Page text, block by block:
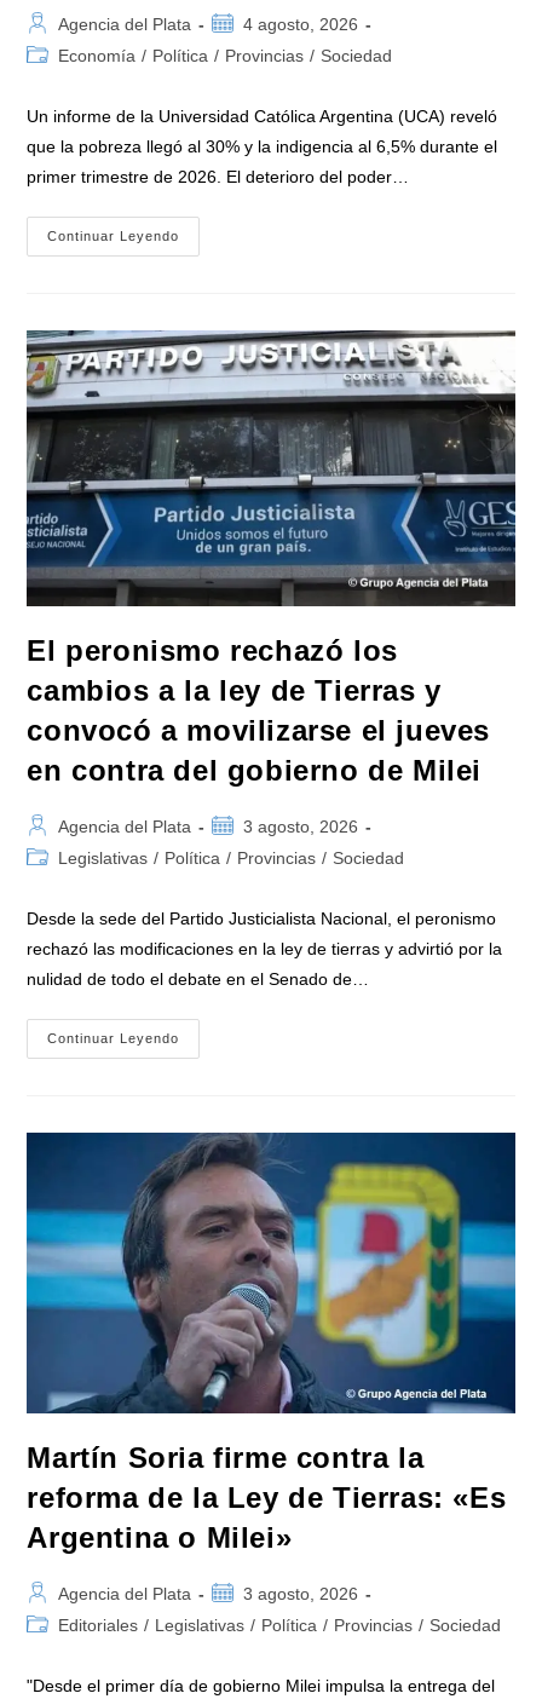
Autor
de
Agencia del Plata
Publicación
de
4 agosto, 2026
Categoría
Economía / Política / Provincias / Sociedad
Un informe de la Universidad Católica Argentina (UCA) reveló
que la pobreza llegó al 30% y la indigencia al 6,5% durante el
primer trimestre de 2026. El deterioro del poder…
Continuar Leyendo
Pobreza
En
Argentina:
«1,3
Millones
De
Personas
Cayeron
Bajo
La
Línea
De
Pobreza
En
El
Primer
Trimestre
De
El peronismo rechazó los
cambios a la ley de Tierras y
convocó a movilizarse el jueves
en contra del gobierno de Milei
Autor
de
Agencia del Plata
Publicación
de
3 agosto, 2026
Categoría
Legislativas / Política / Provincias / Sociedad
Desde la sede del Partido Justicialista Nacional, el peronismo
rechazó las modificaciones en la ley de tierras y advirtió por la
nulidad de todo el debate en el Senado de…
Continuar Leyendo
Peronismo
La
Ley
De
Tierras
Convocó
A
Movilizarse
Jueves
En
Contra
Del
Gobierno
De
Milei
Martín Soria firme contra la
reforma de la Ley de Tierras: «Es
Argentina o Milei»
Autor
de
Agencia del Plata
Publicación
de
3 agosto, 2026
Categoría
Editoriales / Legislativas / Política / Provincias / Sociedad
"Desde el primer día de gobierno Milei impulsa la entrega del